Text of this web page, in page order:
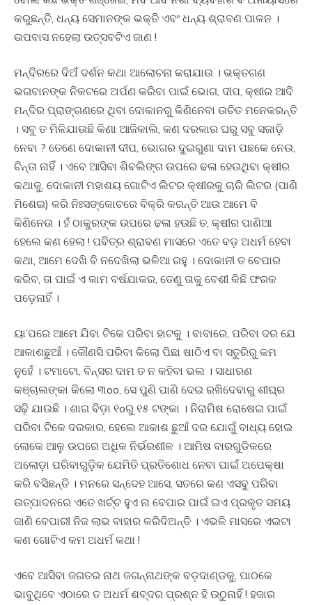
କରୁଛନ୍ତି, ଧନ୍ୟ ସେମାନଙ୍କ ଭକ୍ତି ଏବଂ ଧନ୍ୟ ଶ୍ରାବଣ ପାଳନ ।
ଉପବାସ ନହେଲା ଉତ୍ସବଟିଏ ଜାଣ !
ମନ୍ଦିରରେ ଦିଅଁ ଦର୍ଶନ କଥା ଆଲୋଚନା କରାଯାଉ । ଭକ୍ତଗଣ
ଭଗବାନଙ୍କ ନିକଟରେ ଅର୍ପଣ କରିବା ପାଇଁ ଭୋଗ, ଦୀପ, କ୍ଷୀର ଆଦି
ମନ୍ଦିର ପ୍ରାଙ୍ଗଣରେ ଥିବା ଦୋକାନରୁ କିଣିନେବା ଉଚିତ ମନେକରନ୍ତି
। ସବୁ ତ ମିଳିଯାଉଛି କିଣା ଆଜିକାଲି, କଣ ଦରକାର ଘରୁ ସବୁ ସଜାଡ଼ି
ନେବା ? ତେଣେ ଦୋକାନୀ ଦୀପ, ଭୋଗର ଦୁଇଗୁଣା ଦାମ ପଛକେ ନେଉ,
ଚିନ୍ତା ନାହିଁ । ଏବେ ଆସିବା ଶିବଲିଙ୍ଗ ଉପରେ ଢଳା ହେଉଥିବା କ୍ଷୀର
କଥାକୁ, ଦୋକାନୀ ମହାଶୟ ଗୋଟିଏ ଲିଟର କ୍ଷୀରକୁ ଚାରି ଲିଟର (ପାଣି
ମିଶେଇ) କରି ନିଃସଙ୍କୋଚରେ ବିକ୍ରି କରନ୍ତି ଆଉ ଆମେ ବି
କିଣିନେଉ । ହଁ ଠାକୁରଙ୍କ ଉପରେ ଢଳା ହଉଛି ତ, କ୍ଷୀର ପାଣିଆ
ହେଲେ କଣ ହେଲା ! ପବିତ୍ର ଶ୍ରାବଣ ମାସରେ ଏତେ ବଡ଼ ଅଧର୍ମ ହେବା
କଥା, ଆମେ ଦେଖି ବି ନଦେଖିଲା ଭଳିଆ ରହୁ । ଦୋକାନୀ ତ ବେପାର
କରିବ, ତା ପାଇଁ ଏ କାମ ବର୍ଷଯାକର, ତେଣୁ ତାକୁ ବେଶୀ କିଛି ଫରକ
ପଡ଼େନାହିଁ ।
ୟା’ପରେ ଆମେ ଯିବା ଟିକେ ପରିବା ହାଟକୁ । ବାବାରେ, ପରିବା ଦର ଯେ
ଆକାଶଛୁଆଁ । କୌଣସି ପରିବା କିଲୋ ପିଛା ଷାଠିଏ ବା ସତୁରିରୁ କମ
ନୁହେଁ । ଟମାଟୋ, ବିନ୍ସର ଦାମ ତ ନ କହିବା ଭଲ । ସାଧାରଣ
କଞ୍ଚାଲଙ୍କା କିଲୋ ୩oo, ସେ ପୁଣି ପାଣି ଦେଇ ରଖିଦେବାରୁ ଶୀଘ୍ର
ସଢ଼ି ଯାଉଛି । ଶାଗ ବିଡ଼ା ୧oରୁ ୧୫ ଟଙ୍କା । ନିରାମିଷ ରୋଷେଇ ପାଇଁ
ପରିବା ଟିକେ ଦରକାର, ହେଲେ ଆକାଶ ଛୁଆଁ ଦର ଯୋଗୁଁ ବାଧ୍ୟ ହୋଇ
ଲୋକେ ଆଳୁ ଉପରେ ଅଧିକ ନିର୍ଭରଶୀଳ । ଆମିଷ ବାରଗୁଡିକରେ
ଅଲୋଡ଼ା ପରିବାଗୁଡ଼ିକ ଯେମିତି ପ୍ରତିଶୋଧ ନେବା ପାଇଁ ଅପେକ୍ଷା
କରି ବସିଛନ୍ତି । ମନରେ ସନ୍ଦେହ ଆସେ, ସତରେ କଣ ଏସବୁ ପରିବା
ଉତ୍ପାଦନରେ ଏତେ ଖର୍ଚ୍ଚ ହୁଏ ନା ବେପାର ପାଇଁ ଇଏ ପ୍ରକୃତ ସମୟ
ଜାଣି ବେପାରୀ ନିଜ ଲାଭ ବାହାର କରିଦିଅନ୍ତି । ଏଭଳି ମାସରେ ଏଇଟା
କଣ ଗୋଟିଏ କମ ଅଧର୍ମ କଥା !
ଏବେ ଆସିବା ଜଗତର ନାଥ ଜଗନ୍ନାଥଙ୍କ ବଡ଼ଦାଣ୍ଡକୁ, ପାଠକେ
ଭାବୁଥିବେ ଏଠାରେ ତ ଅଧର୍ମ ଶବ୍ଦର ପ୍ରଶ୍ନ ହି ଉଠୁନାହିଁ ! ହଜାର